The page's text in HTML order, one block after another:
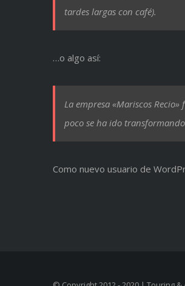
tardes largas con café).
…o algo así:
La empresa «Mariscos
poco se ha ido
Como nuevo usuario de